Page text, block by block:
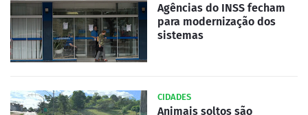
Agências do INSS fecham
para modernização dos
sistemas
CIDADES
Animais soltos são